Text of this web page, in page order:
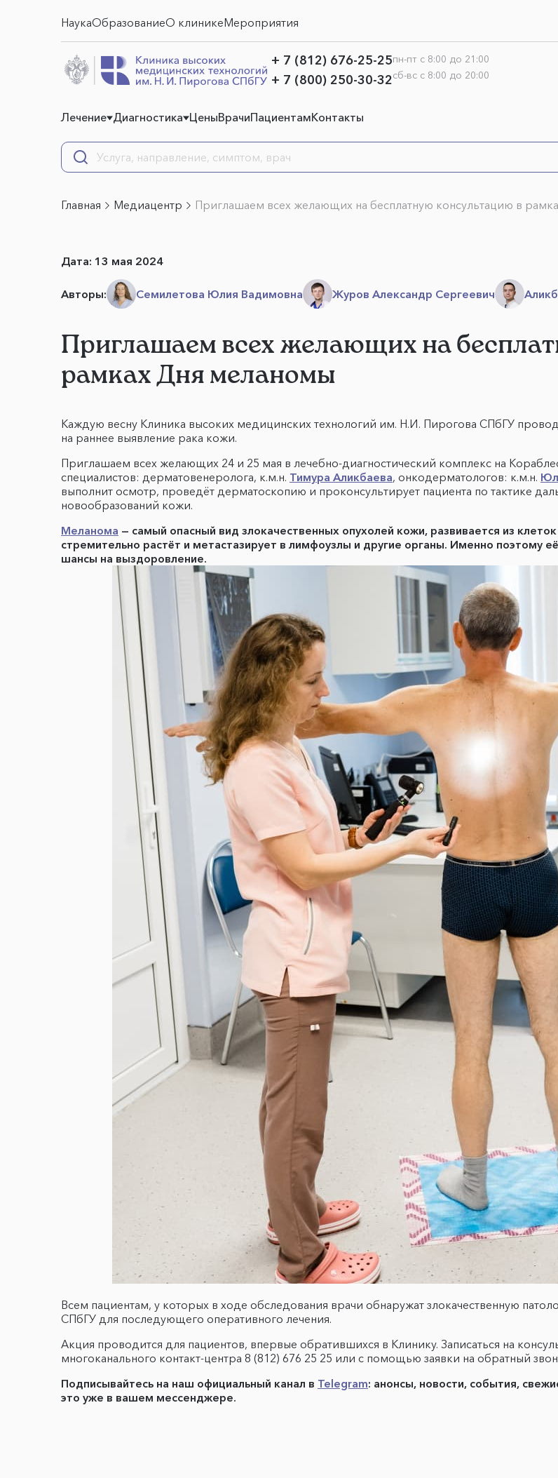
НаукаОбразованиеО клиникеМероприятия
+ 7 (812) 676-25-25
+ 7 (800) 250-30-32
пн-пт с 8:00 до 21:00
сб-вс с 8:00 до 20:00
Лечение Диагностика ЦеныВрачиПациентамКонтакты
Главная Медиацентр Приглашаем всех желающих на бесплатную консультацию в
Дата: 13 мая 2024
Авторы: Семилетова Юлия Вадимовна Журов Александр Сергеевич
Приглашаем всех желающих на
рамках Дня меланомы
Каждую весну Клиника высоких медицинских технологий им. Н.И. Пирогова СПбГУ
на раннее выявление рака кожи.
Приглашаем всех желающих 24 и 25 мая в лечебно-диагностический комплекс на
специалистов: дерматовенеролога, к.м.н. Тимура Аликбаева, онкодерматологов: к.м.н.
выполнит осмотр, проведёт дерматоскопию и проконсультирует пациента по тактике
новообразований кожи.
Меланома — самый опасный вид злокачественных опухолей кожи, развивается из
стремительно растёт и метастазирует в лимфоузлы и другие органы. Именно поэтому
шансы на выздоровление.
Всем пациентам, у которых в ходе обследования врачи обнаружат злокачественную
СПбГУ для последующего оперативного лечения.
Акция проводится для пациентов, впервые обратившихся в Клинику. Записаться на
многоканального контакт-центра 8 (812) 676 25 25 или с помощью заявки на обратный
Подписывайтесь на наш официальный канал в Telegram: анонсы, новости, события,
это уже в вашем мессенджере.